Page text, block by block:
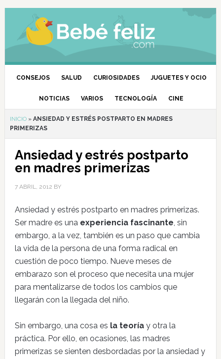
CONSEJOS SALUD CURIOSIDADES JUGUETES Y OCIO
NOTICIAS VARIOS TECNOLOGÍA CINE
INICIO» ANSIEDAD Y ESTRÉS POSTPARTO EN MADRES
PRIMERIZAS
Ansiedad y estrés postparto
en madres primerizas
7 ABRIL, 2012 BY
Ansiedad y estrés postparto en madres primerizas.
Ser madre es una experiencia fascinante, sin
embargo, a la vez, también es un paso que cambia
la vida de la persona de una forma radical en
cuestión de poco tiempo. Nueve meses de
embarazo son el proceso que necesita una mujer
para mentalizarse de todos los cambios que
llegarán con la llegada del niño.
Sin embargo, una cosa es la teoríay otra la
práctica. Por ello, en ocasiones, las madres
primerizas se sienten desbordadas por la ansiedad y